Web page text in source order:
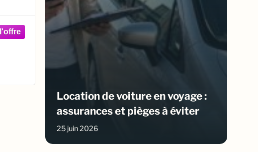
Location de voiture en voyage :
assurances et pièges à éviter
25 juin 2026